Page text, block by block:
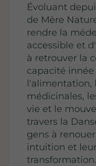
Évoluant
de Mère
rendre la
accessible et
à retrouver la
capacité
l'alimentation,
médicinales,
vie et le
travers la
gens à
intuition et
transformation.